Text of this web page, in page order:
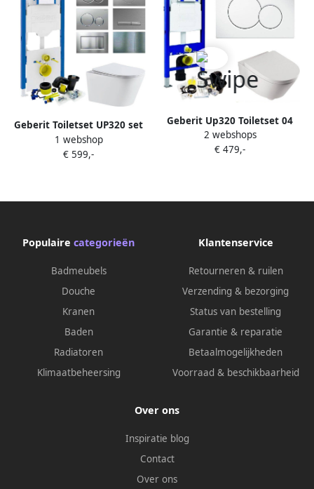
Geberit Toiletset UP320 set
23 Turbo Flush Met Softclose
Zitting Wit Met Sigma
1 webshop
€ 599,-
Geberit Up320 Toiletset 04
Aqua Splash Metro Met Bril
En Drukplaat
2 webshops
€ 479,-
Populaire categorieën
Badmeubels
Douche
Kranen
Baden
Radiatoren
Klimaatbeheersing
Klantenservice
Retourneren & ruilen
Verzending & bezorging
Status van bestelling
Garantie & reparatie
Betaalmogelijkheden
Voorraad & beschikbaarheid
Over ons
Inspiratie blog
Contact
Over ons